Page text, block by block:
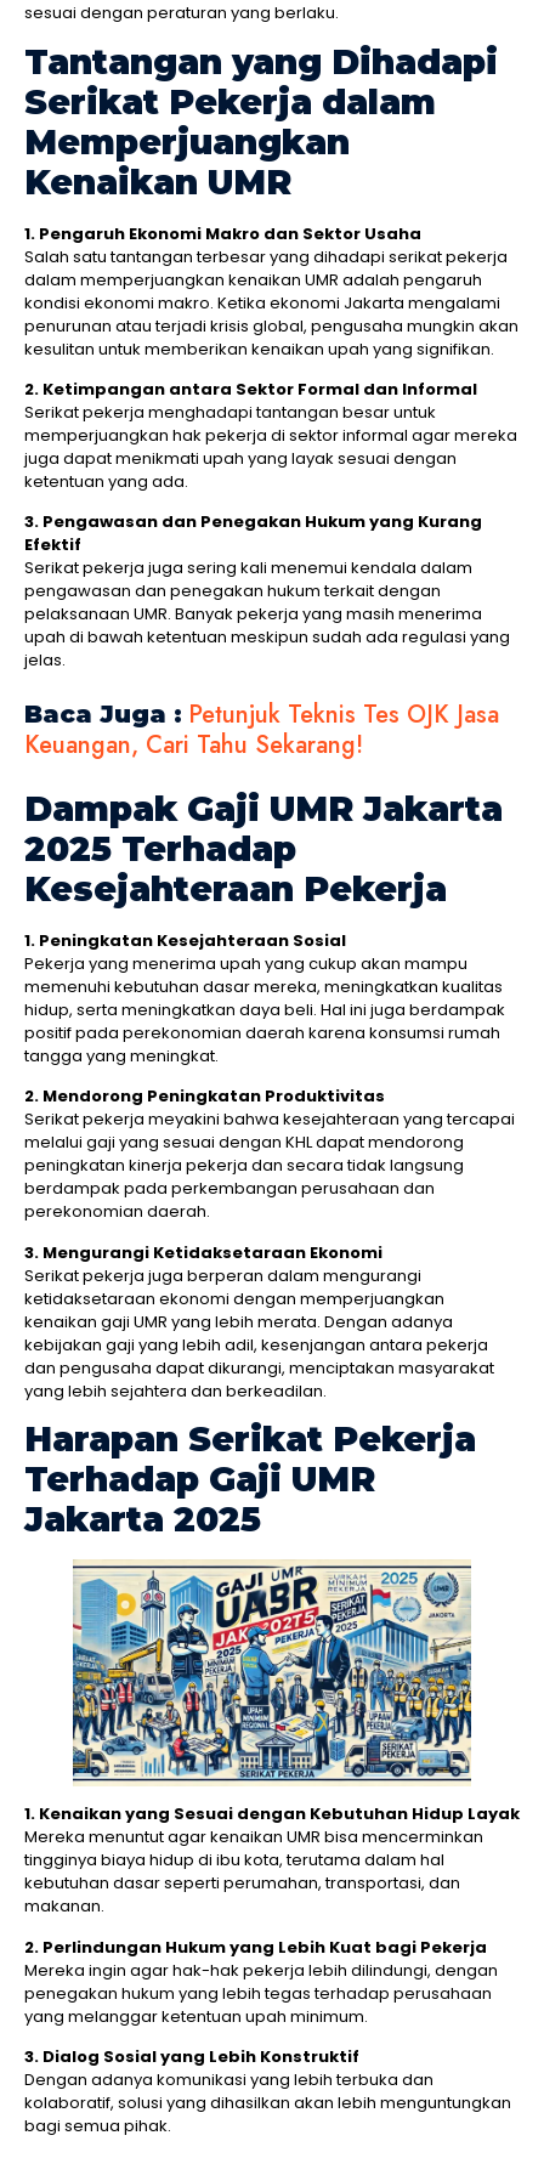
sesuai dengan peraturan yang berlaku.
Tantangan yang Dihadapi
Serikat Pekerja dalam
Memperjuangkan
Kenaikan UMR
1. Pengaruh Ekonomi Makro dan Sektor Usaha
Salah satu tantangan terbesar yang dihadapi serikat pekerja
dalam memperjuangkan kenaikan UMR adalah pengaruh
kondisi ekonomi makro. Ketika ekonomi Jakarta mengalami
penurunan atau terjadi krisis global, pengusaha mungkin akan
kesulitan untuk memberikan kenaikan upah yang signifikan.
2. Ketimpangan antara Sektor Formal dan Informal
Serikat pekerja menghadapi tantangan besar untuk
memperjuangkan hak pekerja di sektor informal agar mereka
juga dapat menikmati upah yang layak sesuai dengan
ketentuan yang ada.
3. Pengawasan dan Penegakan Hukum yang Kurang
Efektif
Serikat pekerja juga sering kali menemui kendala dalam
pengawasan dan penegakan hukum terkait dengan
pelaksanaan UMR. Banyak pekerja yang masih menerima
upah di bawah ketentuan meskipun sudah ada regulasi yang
jelas.
Baca Juga : Petunjuk Teknis Tes OJK Jasa
Keuangan, Cari Tahu Sekarang!
Dampak Gaji UMR Jakarta
2025 Terhadap
Kesejahteraan Pekerja
1. Peningkatan Kesejahteraan Sosial
Pekerja yang menerima upah yang cukup akan mampu
memenuhi kebutuhan dasar mereka, meningkatkan kualitas
hidup, serta meningkatkan daya beli. Hal ini juga berdampak
positif pada perekonomian daerah karena konsumsi rumah
tangga yang meningkat.
2. Mendorong Peningkatan Produktivitas
Serikat pekerja meyakini bahwa kesejahteraan yang tercapai
melalui gaji yang sesuai dengan KHL dapat mendorong
peningkatan kinerja pekerja dan secara tidak langsung
berdampak pada perkembangan perusahaan dan
perekonomian daerah.
3. Mengurangi Ketidaksetaraan Ekonomi
Serikat pekerja juga berperan dalam mengurangi
ketidaksetaraan ekonomi dengan memperjuangkan
kenaikan gaji UMR yang lebih merata. Dengan adanya
kebijakan gaji yang lebih adil, kesenjangan antara pekerja
dan pengusaha dapat dikurangi, menciptakan masyarakat
yang lebih sejahtera dan berkeadilan.
Harapan Serikat Pekerja
Terhadap Gaji UMR
Jakarta 2025
1. Kenaikan yang Sesuai dengan Kebutuhan Hidup Layak
Mereka menuntut agar kenaikan UMR bisa mencerminkan
tingginya biaya hidup di ibu kota, terutama dalam hal
kebutuhan dasar seperti perumahan, transportasi, dan
makanan.
2. Perlindungan Hukum yang Lebih Kuat bagi Pekerja
Mereka ingin agar hak-hak pekerja lebih dilindungi, dengan
penegakan hukum yang lebih tegas terhadap perusahaan
yang melanggar ketentuan upah minimum.
3. Dialog Sosial yang Lebih Konstruktif
Dengan adanya komunikasi yang lebih terbuka dan
kolaboratif, solusi yang dihasilkan akan lebih menguntungkan
bagi semua pihak.